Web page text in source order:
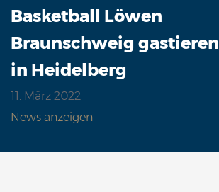
Basketball Löwen
Braunschweig gastieren
in Heidelberg
11. März 2022
News anzeigen